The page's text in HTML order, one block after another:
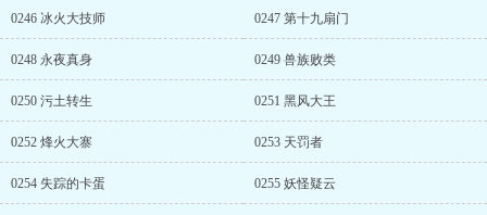
0246 冰火大技师 0247 第十九扇门
0248 永夜真身 0249 兽族败类
0250 污土转生 0251 黑风大王
0252 烽火大寨 0253 天罚者
0254 失踪的卡蛋 0255 妖怪疑云